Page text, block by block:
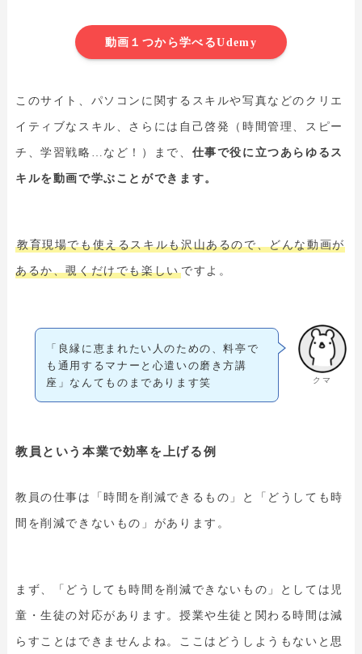
動画１つから学べるUdemy
このサイト、パソコンに関するスキルや写真などのクリエ
イティブなスキル、さらには自己啓発（時間管理、スピー
チ、学習戦略…など！）まで、 仕事で役に立つあらゆるス
キルを動画で学ぶことができます。
教育現場でも使えるスキルも沢山あるので、どんな動画が
あるか、覗くだけでも楽しいですよ。
クマ
「良縁に恵まれたい人のための、料亭で
も通用するマナーと心遣いの磨き方講
座」なんてものまであります笑
教員という本業で効率を上げる例
教員の仕事は「時間を削減できるもの」と「どうしても時
間を削減できないもの」があります。
まず、「どうしても時間を削減できないもの」としては児
童・生徒の対応があります。授業や生徒と関わる時間は減
らすことはできませんよね。ここはどうしようもないと思